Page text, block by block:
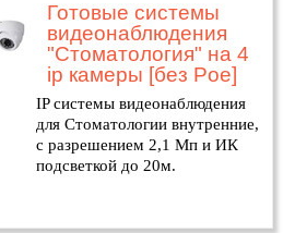
Готовые системы
видеонаблюдения
"Стоматология" на 4
ip камеры [без Poe]
IP системы видеонаблюдения
для Cтоматологии внутренние,
с разрешением 2,1 Мп и ИК
подсветкой до 20м.